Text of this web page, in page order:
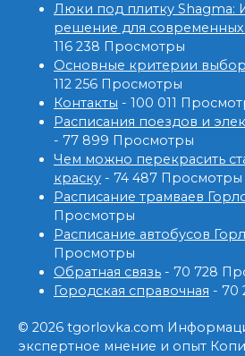
Люки под плитку Shagma:
решение для
116 238 Просмотры
Основные критерии
112 256 Просмотры
Контакты - 100 011
Расписания поездов и
- 77 899 Просмотры
Чем можно перекрасить
краску - 74 487 Просмотры
Расписание трамваев
Просмотры
Расписание автобусов
Просмотры
Обратная связь - 70 728
Городская справочная - 70
© 2026 tgorlovka.com
экспертное мнение и опыт